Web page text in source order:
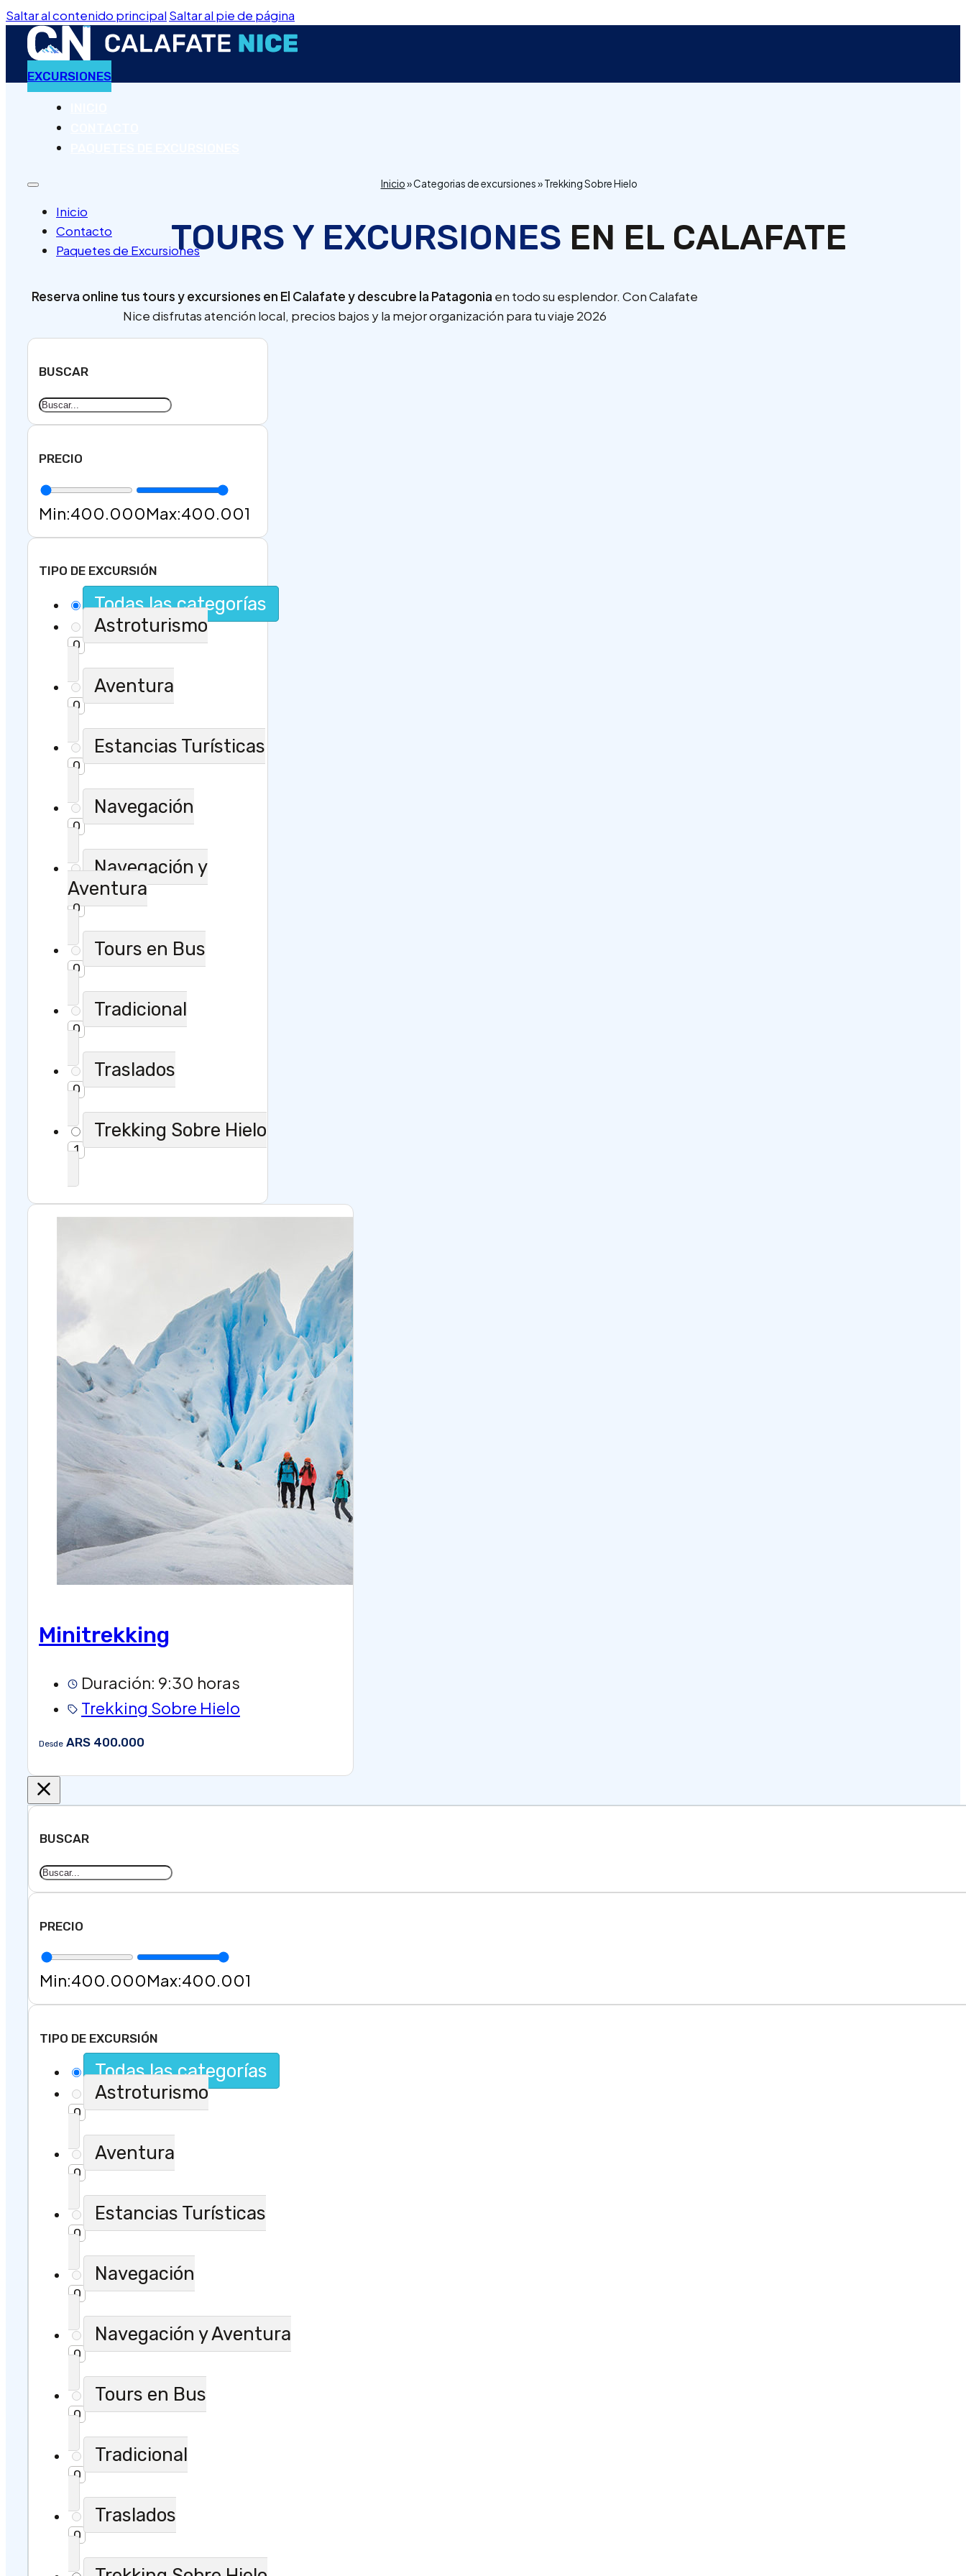
Saltar al contenido principalSaltar al pie de página
EXCURSIONES
Inicio
Contacto
Paquetes de Excursiones
Inicio»Categorias de excursiones»Trekking Sobre Hielo
TOURS Y EXCURSIONES EN EL CALAFATE
Reserva online tus tours y excursiones en El Calafate y descubre la Patagonia en todo su esplendor. Con Calafate
Nice disfrutas atención local, precios bajos y la mejor organización para tu viaje 2026
BUSCAR
PRECIO
Min:400.000Max:400.001
TIPO DE EXCURSIÓN
Todas las categorías
Astroturismo
0
Aventura
0
Estancias Turísticas
0
Navegación
0
Navegación y
Aventura
0
Tours en Bus
0
Tradicional
0
Traslados
0
Trekking Sobre Hielo
1
Minitrekking
Duración: 9:30 horas
Trekking Sobre Hielo
Desde ARS 400.000
BUSCAR
PRECIO
Min:400.000Max:400.001
TIPO DE EXCURSIÓN
Todas las categorías
Astroturismo
0
Aventura
0
Estancias Turísticas
0
Navegación
0
Navegación y Aventura
0
Tours en Bus
0
Tradicional
0
Traslados
0